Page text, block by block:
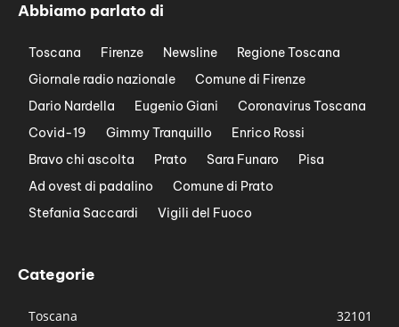
Abbiamo parlato di
Toscana Firenze Newsline
Regione Toscana
Giornale radio nazionale
Comune di Firenze
Dario Nardella
Eugenio Giani
Coronavirus Toscana
Covid-19
Gimmy Tranquillo
Enrico Rossi
Bravo chi ascolta
Prato Sara Funaro
Pisa
Ad ovest di padalino
Comune di Prato
Stefania Saccardi
Vigili del Fuoco
Categorie
Toscana
32101